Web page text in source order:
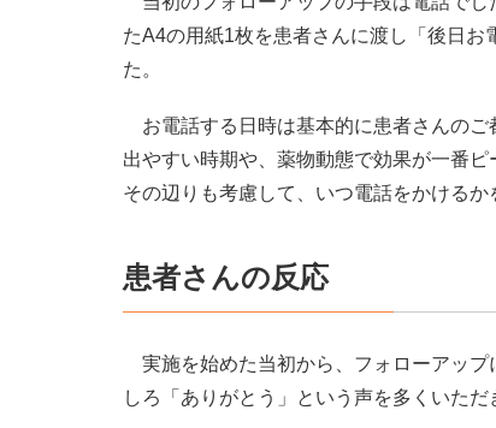
たA4の用紙1枚を患者さんに渡し「後日
た。
お電話する日時は基本的に患者さんのご
出やすい時期や、薬物動態で効果が一番
その辺りも考慮して、いつ電話をかけるか
患者さんの反応
実施を始めた当初から、フォローアップ
しろ「ありがとう」という声を多くいただ